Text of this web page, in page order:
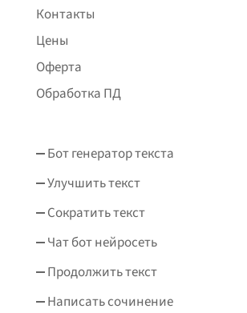
Контакты
Цены
Оферта
Обработка ПД
Бот генератор текста
Улучшить текст
Сократить текст
Чат бот нейросеть
Продолжить текст
Написать сочинение